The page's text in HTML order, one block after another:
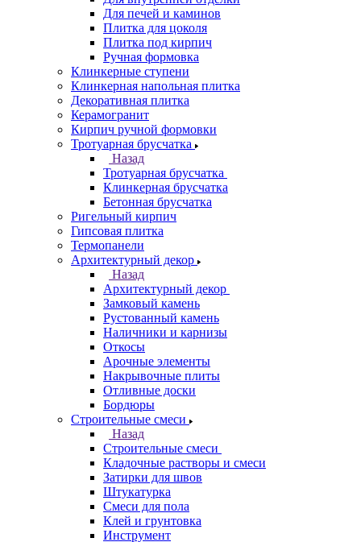
Для печей и каминов
Плитка для цоколя
Плитка под кирпич
Ручная формовка
Клинкерные ступени
Клинкерная напольная плитка
Декоративная плитка
Керамогранит
Кирпич ручной формовки
Тротуарная брусчатка
Назад
Тротуарная брусчатка
Клинкерная брусчатка
Бетонная брусчатка
Ригельный кирпич
Гипсовая плитка
Термопанели
Архитектурный декор
Назад
Архитектурный декор
Замковый камень
Рустованный камень
Наличники и карнизы
Откосы
Арочные элементы
Накрывочные плиты
Отливные доски
Бордюры
Строительные смеси
Назад
Строительные смеси
Кладочные растворы и смеси
Затирки для швов
Штукатурка
Смеси для пола
Клей и грунтовка
Инструмент